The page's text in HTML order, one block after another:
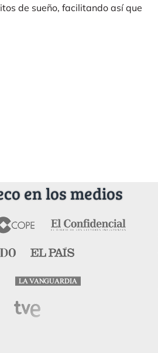
de sueño, facilitando así que
en los medios